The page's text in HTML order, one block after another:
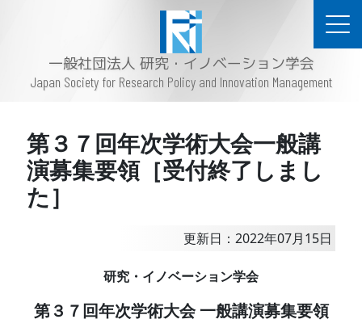
一般社団法人 研究・イノベーション学会
Japan Society for Research Policy and Innovation Management
第３７回年次学術大会一般講
演募集要領［受付終了しまし
た］
更新日：2022年07月15日
研究・イノベーション学会
第３７回年次学術大会 一般講演募集要領